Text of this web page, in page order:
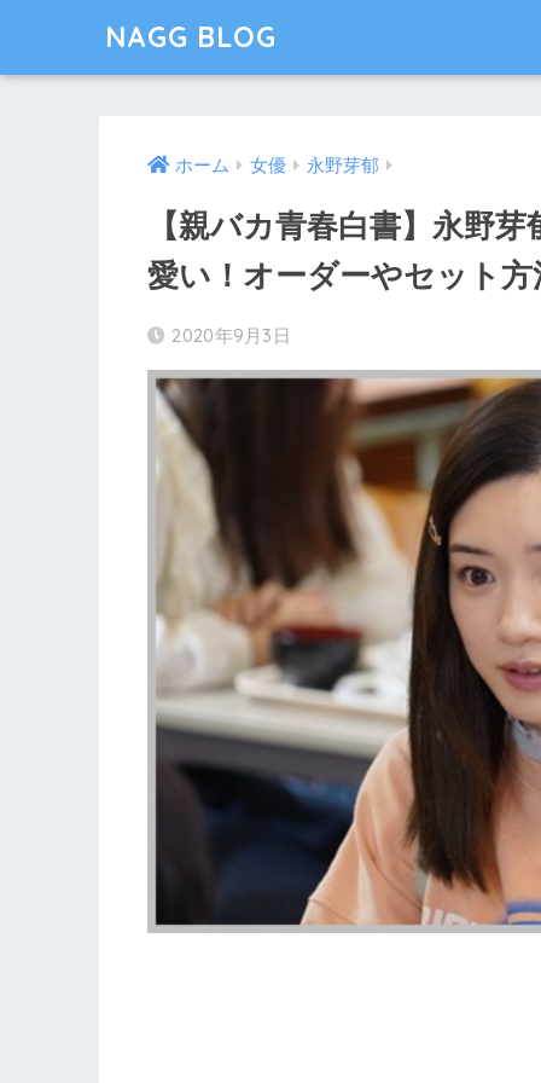
NAGG BLOG
ホーム 女優 永野芽郁
【親バカ青春白書】永野
愛い！オーダーやセット方
2020年9月3日